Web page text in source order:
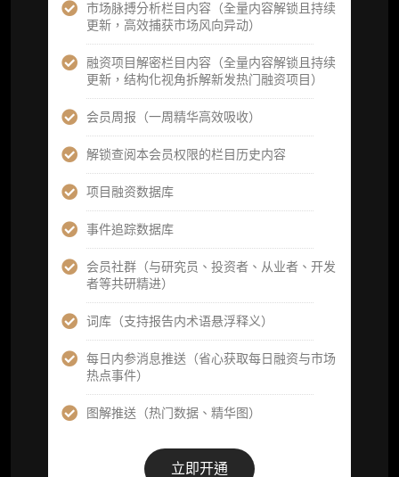
市场脉搏分析栏目内容（全量内容解锁且持续
更新，高效捕获市场风向异动）
融资项目解密栏目内容（全量内容解锁且持续
更新，结构化视角拆解新发热门融资项目）
会员周报（一周精华高效吸收）
解锁查阅本会员权限的栏目历史内容
项目融资数据库
事件追踪数据库
会员社群（与研究员、投资者、从业者、开发
者等共研精进）
词库（支持报告内术语悬浮释义）
每日内参消息推送（省心获取每日融资与市场
热点事件）
图解推送（热门数据、精华图）
立即开通
重点研究方向前瞻栏目（获取重点赛道、项目
及研究方向预告，提前了解核心观察变量与后
续研究计划）
提前获取研报权（ 3 次，官方发布研报预告后
可根据请求领先市场以提前解锁）
分析师 1 对 1 沟通（1 小时，话题需审核）
分析师专属答疑服务（3 次提问，话题需审
淀内容）​
研精进）
可下载报告 PDF 版（12 次/年）
供，2次/年)
列研报全量解锁且每周上新，研究版图已覆盖